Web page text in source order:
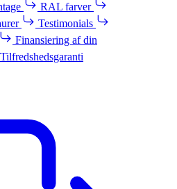
RAL farver
Testimonials
Finansiering af din
Tilfredshedsgaranti